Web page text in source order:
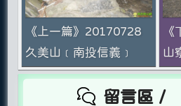
《上一篇》20170728
久美山﹝南投信義﹞
山
留言區 /